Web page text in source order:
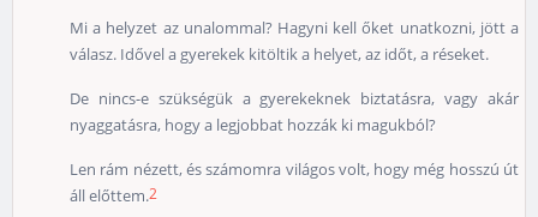
Mi a helyzet az unalommal? Hagyni kell őket unatkozni, jött a
válasz. Idővel a gyerekek kitöltik a helyet, az időt, a réseket.
De nincs-e szükségük a gyerekeknek biztatásra, vagy akár
nyaggatásra, hogy a legjobbat hozzák ki magukból?
Len rám nézett, és számomra világos volt, hogy még hosszú út
áll előttem.2